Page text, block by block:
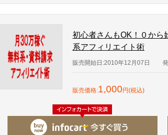
初心者さんもOK！０から
系アフィリエイト術
販売開始日:2010年12月07日
販売価格:1,000 円(税込)